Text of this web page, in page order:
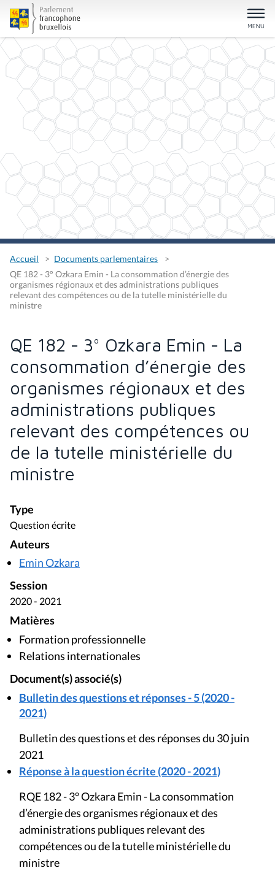
Accueil
Documents parlementaires
QE 182 - 3° Ozkara Emin - La consommation d’énergie des
organismes régionaux et des administrations publiques
relevant des compétences ou de la tutelle ministérielle du
ministre
QE 182 - 3° Ozkara Emin - La
consommation d’énergie des
organismes régionaux et des
administrations publiques
relevant des compétences ou
de la tutelle ministérielle du
ministre
Type
Question écrite
Auteurs
Emin Ozkara
Session
2020 - 2021
Matières
Formation professionnelle
Relations internationales
Document(s) associé(s)
Bulletin des questions et réponses - 5 (2020 -
2021)
Bulletin des questions et des réponses du 30 juin
2021
Réponse à la question écrite (2020 - 2021)
RQE 182 - 3° Ozkara Emin - La consommation
d’énergie des organismes régionaux et des
administrations publiques relevant des
compétences ou de la tutelle ministérielle du
ministre